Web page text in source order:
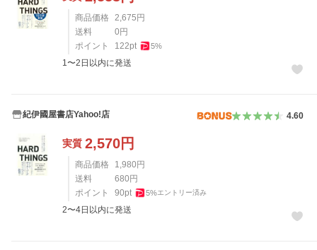
商品価格 2,675 円
送料
0 円
ポイント
122pt 5%
1〜2日以内に発送
紀伊國屋書店Yahoo!店 4.60
実質 2,570円
商品価格 1,980 円
送料
680 円
ポイント
90pt 5%エントリー済み
2〜4日以内に発送